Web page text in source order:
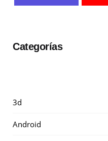
Categorías
3d
Android